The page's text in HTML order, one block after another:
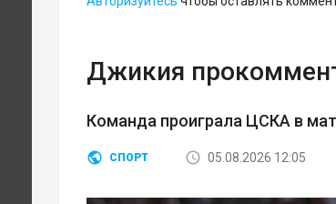
Джикия
Команда проиграла ЦСКА в
СПОРТ 05.08.2026 12:05